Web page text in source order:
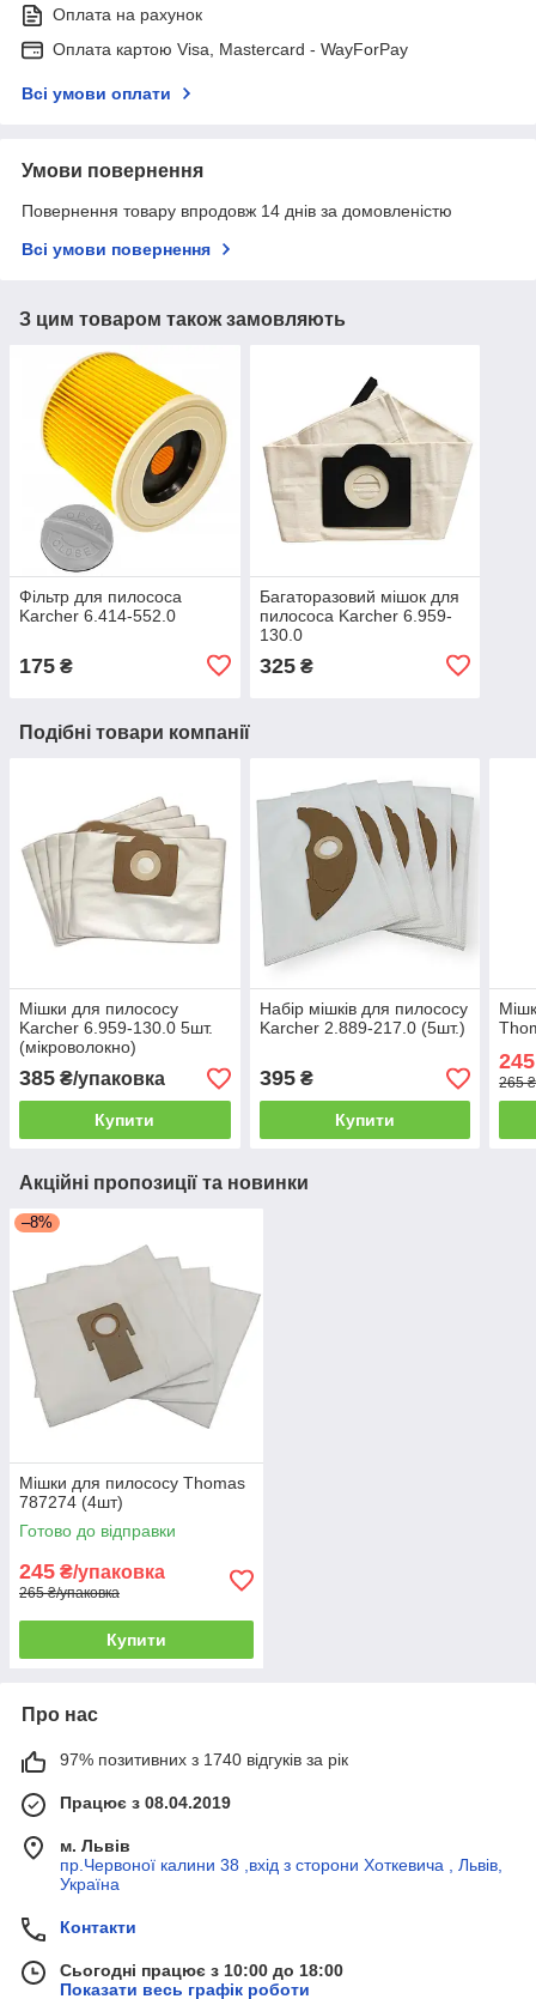
Оплата на рахунок
Оплата картою Visa, Mastercard - WayForPay
Всі умови оплати
Умови повернення
Повернення товару впродовж 14 днів за домовленістю
Всі умови повернення
З цим товаром також замовляють
Фільтр для пилососа
Karcher 6.414-552.0
175 ₴
Багаторазовий мішок для
пилососа Karcher 6.959-
130.0
325₴
Подібні товари компанії
Мішки для пилососу
Karcher 6.959-130.0 5шт.
(мікроволокно)
385 ₴/упаковка
Купити
Набір мішків для пилососу
Karcher 2.889-217.0 (5шт.)
395₴
Купити
245
265
Акційні пропозиції та новинки
–8%
Мішки для пилососу Thomas
787274 (4шт)
Готово до відправки
245 ₴/упаковка
265 ₴/упаковка
Купити
Про нас
97% позитивних з 1740 відгуків за рік
Працює з 08.04.2019
м. Львів
пр.Червоної калини 38 ,вхід з сторони Хоткевича , Львів,
Україна
Контакти
Сьогодні працює з 10:00 до 18:00
Показати весь графік роботи